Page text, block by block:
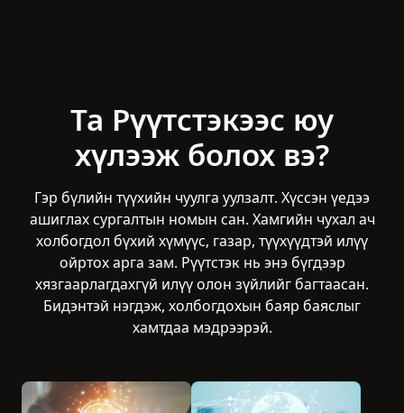
өнгөрсөн, одоо, ирээдүйн холбоог
үргэлж чухалчилсаар ирсэн билээ.
Та Рүүтстэкээс юу
хүлээж болох вэ?
Гэр бүлийн түүхийн чуулга уулзалт. Хүссэн үедээ
ашиглах сургалтын номын сан. Хамгийн чухал ач
холбогдол бүхий хүмүүс, газар, түүхүүдтэй илүү
ойртох арга зам. Рүүтстэк нь энэ бүгдээр
хязгаарлагдахгүй илүү олон зүйлийг багтаасан.
Бидэнтэй нэгдэж, холбогдохын баяр баяслыг
хамтдаа мэдрээрэй.